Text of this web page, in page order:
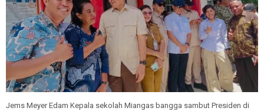
Jems Meyer Edam Kepala sekolah Miangas bangga sambut Presiden di